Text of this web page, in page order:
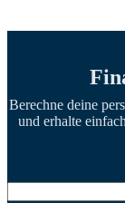
Berechne deine
und erhalte